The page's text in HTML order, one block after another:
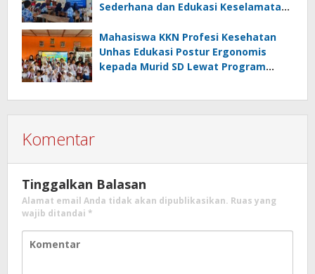
Sederhana dan Edukasi Keselamatan
Langkeang
Mahasiswa KKN Profesi Kesehatan
Unhas Edukasi Postur Ergonomis
kepada Murid SD Lewat Program
Komentar
Tinggalkan Balasan
Alamat email Anda tidak akan dipublikasikan. Ruas yang
wajib ditandai *